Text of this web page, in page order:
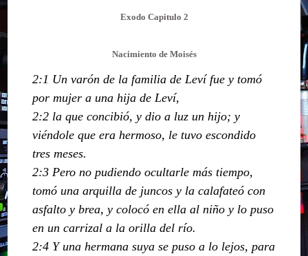
Exodo Capitulo 2
Nacimiento de Moisés
2:1 Un varón de la familia de Leví fue y tomó
por mujer a una hija de Leví,
2:2 la que concibió, y dio a luz un hijo; y
viéndole que era hermoso, le tuvo escondido
tres meses.
2:3 Pero no pudiendo ocultarle más tiempo,
tomó una arquilla de juncos y la calafateó con
asfalto y brea, y colocó en ella al niño y lo puso
en un carrizal a la orilla del río.
2:4 Y una hermana suya se puso a lo lejos, para